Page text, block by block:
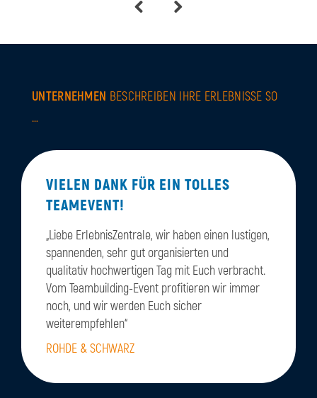
UNTERNEHMEN BESCHREIBEN IHRE ERLEBNISSE SO
…
VIELEN DANK FÜR EIN TOLLES
TEAMEVENT!
„Liebe ErlebnisZentrale, wir haben einen lustigen,
spannenden, sehr gut organisierten und
qualitativ hochwertigen Tag mit Euch verbracht.
Vom Teambuilding-Event profitieren wir immer
noch, und wir werden Euch sicher
weiterempfehlen“
ROHDE & SCHWARZ